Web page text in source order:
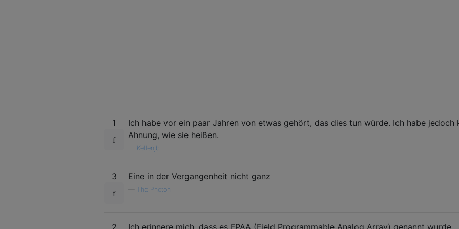
1
Ich habe vor ein paar Jahren von etwas gehört, das dies tun würde. Ich habe jedoch
Ahnung, wie sie heißen.
Kellenjb
3 Eine in der Vergangenheit nicht ganz
The Photon
2 Ich erinnere mich, dass es FPAA (Field Programmable Analog Array) genannt wurde